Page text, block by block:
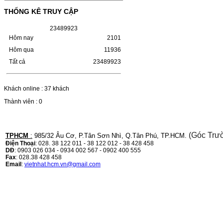
(W1110A) CHO DÒNG MÁY
LBP 243/MF 461DW
HỘP MỰC HP 110A (W1110A) CHO DÒNG
MÁY LBP 243/MF 461DWMÃ HỘP MỰC:-
Hộp mực HP 110A (W1110A)- Loại mực:
IN:- HP…
Chọn mua
243/MF 461DW
HỘP MỰC CANON CRG-070 CHO DÒNG
MÁY LBP 243/MF 461DW MÃ HỘP MỰC:–
Hộp mực Canon CRG-070– Loại mực: Mực
THỐNG KÊ TRUY CẬP
23489923
Hôm nay
Hôm qua
Tất cả
2101
11936
23489923
Khách online : 37 khách
Thành viên : 0
TPHCM : 985/32 Âu Cơ, P.Tân Sơn Nhì, Q.Tân Phú, TP.HCM. (Góc
Điện Thoại: 028. 38 122 011 - 38 122 012 - 38 428 458
DĐ: 0903 026 034 - 0934 002 567 - 0902 400 555
Fax: 028.38 428 458
Email: vietnhat.hcm.vn@gmail.com